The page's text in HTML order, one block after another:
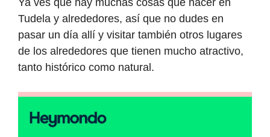
Tudela y alrededores, así que no dudes en
pasar un día allí y visitar también otros lugares
de los alrededores que tienen mucho atractivo,
tanto histórico como natural.